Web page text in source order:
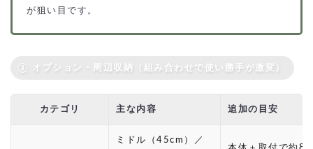
が狙い目です。
③ オプション・周辺収納（組み合わせで使い勝手が激変）
カテゴリ 主な内容 追加の目安
ミドル（45cm）／